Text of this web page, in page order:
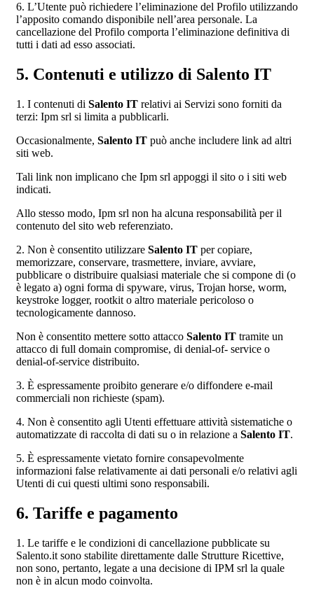
6. L’Utente può richiedere l’eliminazione del Profilo utilizzando
l’apposito comando disponibile nell’area personale. La
cancellazione del Profilo comporta l’eliminazione definitiva di
tutti i dati ad esso associati.
5. Contenuti e utilizzo di Salento IT
1. I contenuti di Salento IT relativi ai Servizi sono forniti da
terzi: Ipm srl si limita a pubblicarli.
Occasionalmente, Salento IT può anche includere link ad altri
siti web.
Tali link non implicano che Ipm srl appoggi il sito o i siti web
indicati.
Allo stesso modo, Ipm srl non ha alcuna responsabilità per il
contenuto del sito web referenziato.
2. Non è consentito utilizzare Salento IT per copiare,
memorizzare, conservare, trasmettere, inviare, avviare,
pubblicare o distribuire qualsiasi materiale che si compone di (o
è legato a) ogni forma di spyware, virus, Trojan horse, worm,
keystroke logger, rootkit o altro materiale pericoloso o
tecnologicamente dannoso.
Non è consentito mettere sotto attacco Salento IT tramite un
attacco di full domain compromise, di denial-of- service o
denial-of-service distribuito.
3. È espressamente proibito generare e/o diffondere e-mail
commerciali non richieste (spam).
4. Non è consentito agli Utenti effettuare attività sistematiche o
automatizzate di raccolta di dati su o in relazione a Salento IT.
5. È espressamente vietato fornire consapevolmente
informazioni false relativamente ai dati personali e/o relativi agli
Utenti di cui questi ultimi sono responsabili.
6. Tariffe e pagamento
1. Le tariffe e le condizioni di cancellazione pubblicate su
Salento.it sono stabilite direttamente dalle Strutture Ricettive,
non sono, pertanto, legate a una decisione di IPM srl la quale
non è in alcun modo coinvolta.